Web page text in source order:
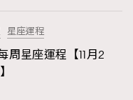
星座運程
周星座運程【11月2